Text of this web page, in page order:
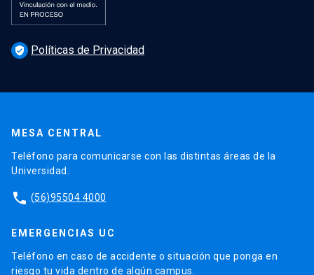
verified_user Políticas de Privacidad
MESA CENTRAL
Teléfono para comunicarse con las distintas áreas de la
Universidad.
phone (56)95504 4000
EMERGENCIAS UC
Teléfono en caso de accidente o situación que ponga en
riesgo tu vida dentro de algún campus.